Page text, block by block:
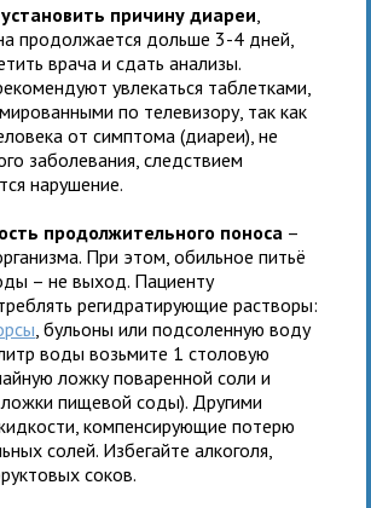
причину диареи
продолжается дольше 3-4 дней,
врача и сдать анализы.
увлекаться таблетками,
по телевизору, так как
от симптома (диареи), не
заболевания, следствием
нарушение.
продолжительного поноса –
При этом, обильное питьё
– не выход. Пациенту
регидратирующие растворы:
, бульоны или подсоленную воду
воды возьмите 1 столовую
ложку поваренной соли и
пищевой соды). Другими
компенсирующие потерю
солей. Избегайте алкоголя,
соков.